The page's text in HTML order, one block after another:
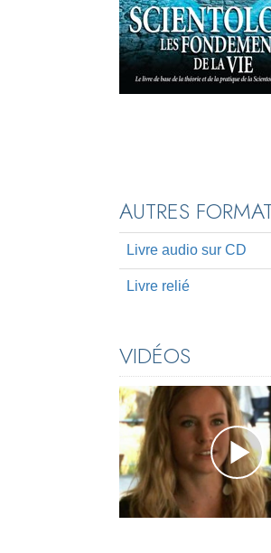
AUTRES
Livre audio sur CD
Livre relié
VIDÉOS